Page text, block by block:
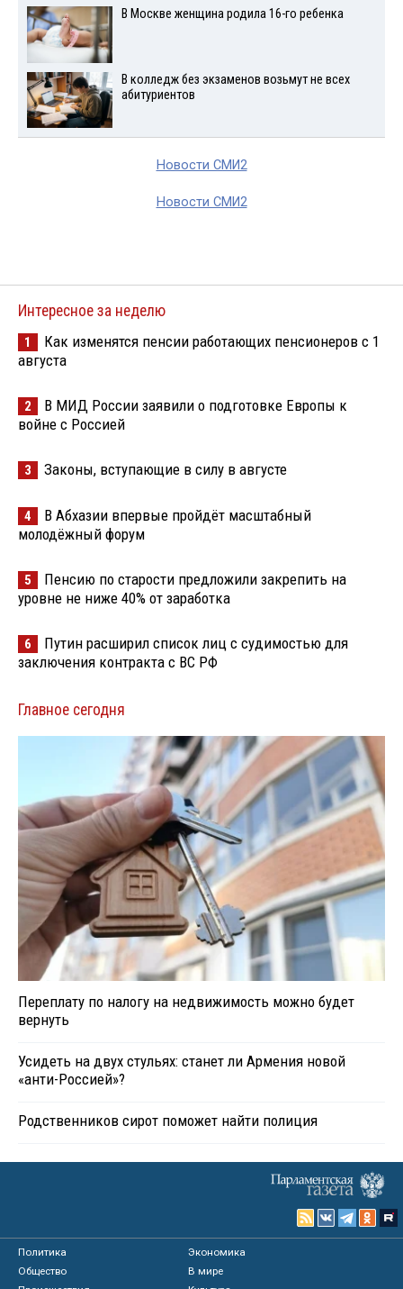
В Москве женщина родила 16-го ребенка
В колледж без экзаменов возьмут не всех
абитуриентов
Новости СМИ2
Новости СМИ2
Интересное за неделю
1
Как изменятся пенсии работающих пенсионеров с 1
августа
2
В МИД России заявили о подготовке Европы к
войне с Россией
3 Законы, вступающие в силу в августе
4
В Абхазии впервые пройдёт масштабный
молодёжный форум
5
Пенсию по старости предложили закрепить на
уровне не ниже 40% от заработка
6
Путин расширил список лиц с судимостью для
заключения контракта с ВС РФ
Главное сегодня
Переплату по налогу на недвижимость можно будет
вернуть
Усидеть на двух стульях: станет ли Армения новой
«анти-Россией»?
Родственников сирот поможет найти полиция
Политика
Экономика
Общество
В мире